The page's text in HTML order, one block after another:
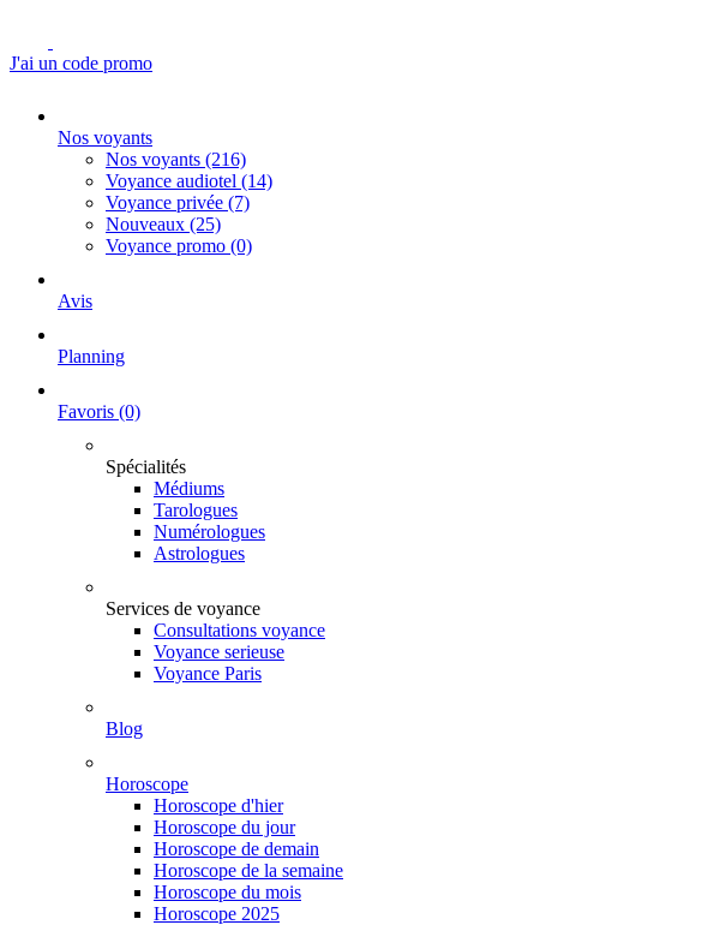
J'ai un code promo
Nos voyants
Nos voyants (216)
Voyance audiotel (14)
Voyance privée (7)
Nouveaux (25)
Voyance promo (0)
Avis
Planning
Favoris (0)
Spécialités
Médiums
Tarologues
Numérologues
Astrologues
Services de voyance
Consultations voyance
Voyance serieuse
Voyance Paris
Blog
Horoscope
Horoscope d'hier
Horoscope du jour
Horoscope de demain
Horoscope de la semaine
Horoscope du mois
Horoscope 2025